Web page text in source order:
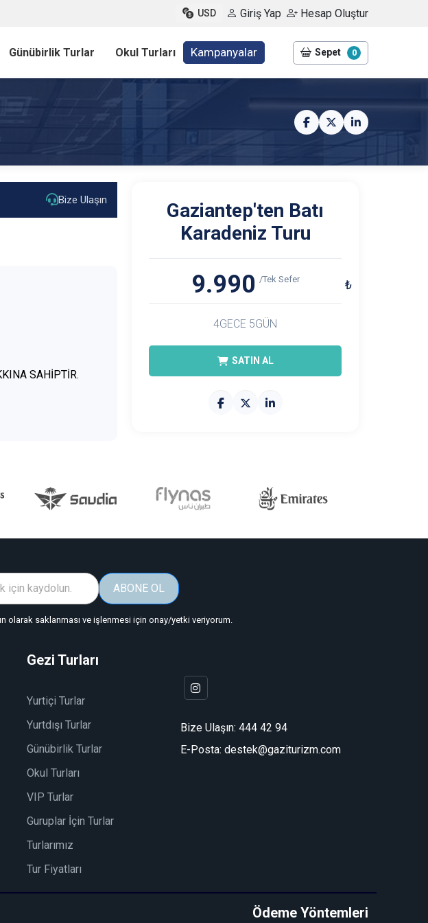
USD Giriş Yap Hesap Oluştur
Günübirlik Turlar Okul Turları Kampanyalar Sepet 0
Gaziantep'ten Batı
Karadeniz Turu
₺
9.990 /Tek Sefer
4GECE 5GÜN
SATIN AL
Bize Ulaşın
SAHİPTİR.
ABONE OL
olarak saklanması ve işlenmesi için onay/yetki veriyorum.
Gezi Turları
Yurtiçi Turlar
Yurtdışı Turlar
Günübirlik Turlar
Okul Turları
VIP Turlar
Guruplar İçin Turlar
Turlarımız
Tur Fiyatları
Bize Ulaşın: 444 42 94
E-Posta: destek@gaziturizm.com
Ödeme Yöntemleri